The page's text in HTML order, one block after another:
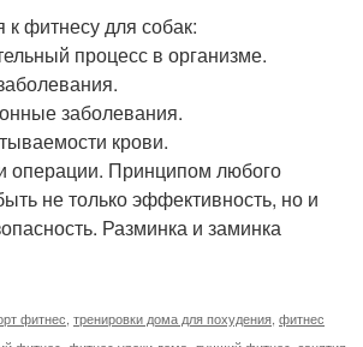
к фитнесу для собак:
процесс в организме.
заболевания.
крови.
операции. Принципом любого
не только эффективность, но и
Разминка и заминка
фитнес тренировки дома для похудения фитнес